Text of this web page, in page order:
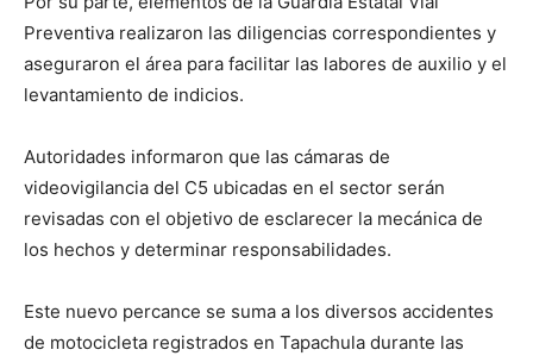
Preventiva realizaron las diligencias correspondientes y
aseguraron el área para facilitar las labores de auxilio y el
levantamiento de indicios.
Autoridades informaron que las cámaras de
videovigilancia del C5 ubicadas en el sector serán
revisadas con el objetivo de esclarecer la mecánica de
los hechos y determinar responsabilidades.
Este nuevo percance se suma a los diversos accidentes
de motocicleta registrados en Tapachula durante las